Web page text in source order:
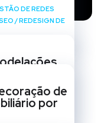
DE REDES
/REDESIGN DE
/ REDESIGN DE
de
por